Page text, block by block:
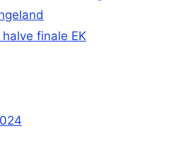
finale EK